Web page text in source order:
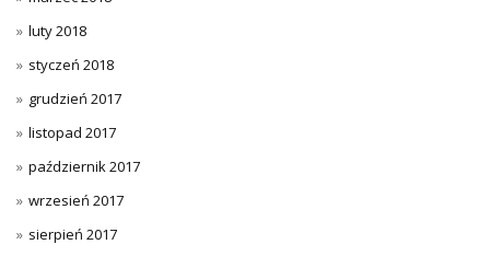
luty 2018
styczeń 2018
grudzień 2017
listopad 2017
październik 2017
wrzesień 2017
sierpień 2017